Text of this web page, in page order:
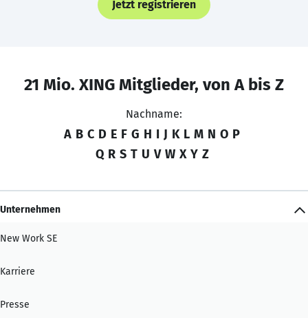
Jetzt registrieren
21 Mio. XING Mitglieder, von A bis Z
Nachname:
A B C D E F G H I J K L M N O P
Q R S T U V W X Y Z
Unternehmen
New Work SE
Karriere
Presse